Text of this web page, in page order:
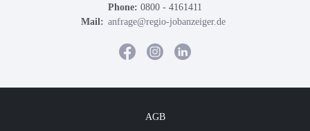
Phone: 0800 - 4161411
Mail: anfrage@regio-jobanzeiger.de
AGB